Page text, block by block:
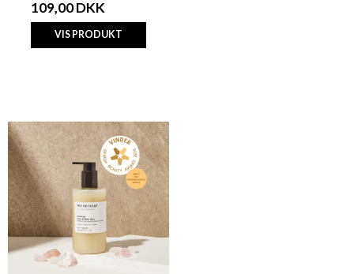
109,00 DKK
VIS PRODUKT